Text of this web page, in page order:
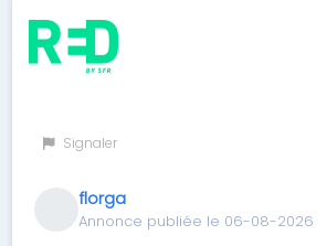
Signaler
florga
Annonce publiée le 06-08-2026